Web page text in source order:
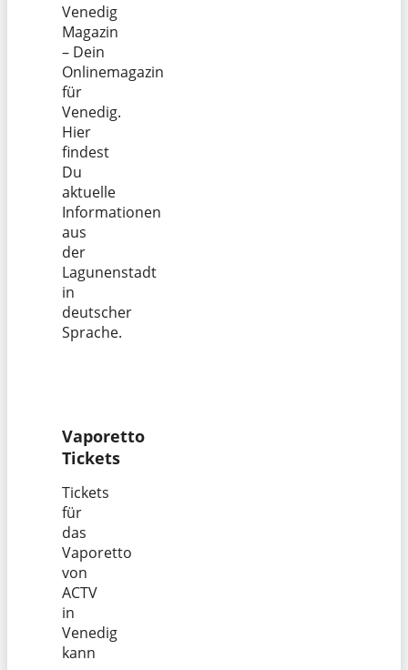
Venedig
Magazin
– Dein
Onlinemagazin
für
Venedig.
Hier
findest
Du
aktuelle
Informationen
aus
der
Lagunenstadt
in
deutscher
Sprache.
Vaporetto
Tickets
Tickets
für
das
Vaporetto
von
ACTV
in
Venedig
kann